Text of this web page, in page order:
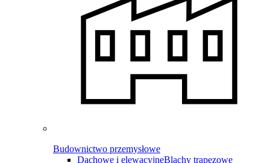
Budownictwo przemysłowe
Dachowe i elewacyjneBlachy trapezowe